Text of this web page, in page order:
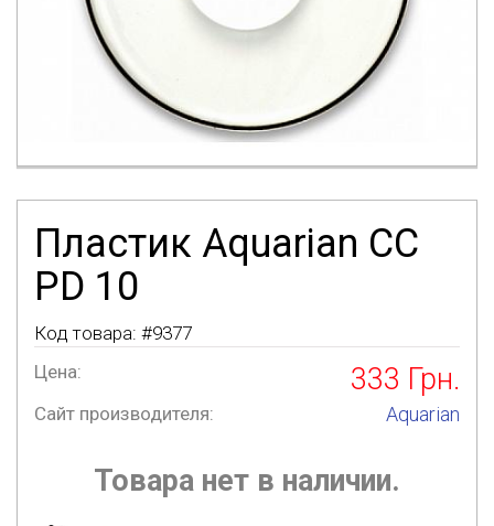
Пластик Aquarian CC
PD 10
Код товара: #9377
Цена:
333 Грн.
Сайт производителя: Aquarian
Товара нет в наличии.